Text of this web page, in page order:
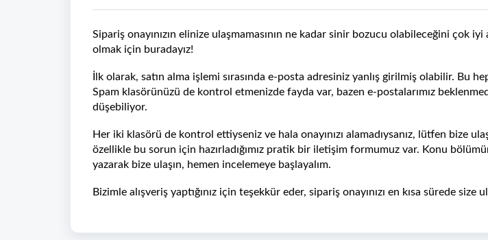
Sipariş onayınızın elinize ulaşmamasının ne kadar sinir bozucu olabileceğini çok iyi
olmak için buradayız!
İlk olarak, satın alma işlemi sırasında e-posta adresiniz yanlış girilmiş olabilir. Bu
Spam klasörünüzü de kontrol etmenizde fayda var, bazen e-postalarımız
düşebiliyor.
Her iki klasörü de kontrol ettiyseniz ve hala onayınızı alamadıysanız, lütfen bize
özellikle bu sorun için hazırladığımız pratik bir iletişim formumuz var. Konu
yazarak bize ulaşın, hemen incelemeye başlayalım.
Bizimle alışveriş yaptığınız için teşekkür eder, sipariş onayınızı en kısa sürede size